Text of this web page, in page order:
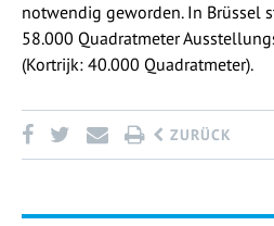
notwendig geworden. In Brüssel
58.000 Quadratmeter
(Kortrijk: 40.000 Quadratmeter).
ZURÜCK